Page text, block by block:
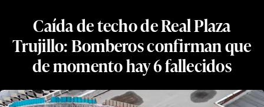
Caída de techo de Real Plaza
Trujillo: Bomberos confirman que
de momento hay 6 fallecidos